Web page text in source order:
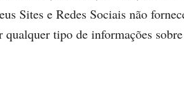
Sites e Redes Sociais não
qualquer tipo de informações